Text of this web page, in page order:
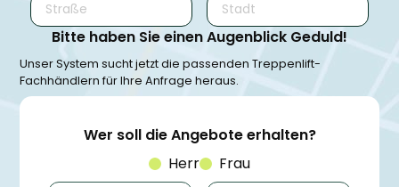
Bitte haben Sie einen Augenblick Geduld!
Unser System sucht jetzt die passenden Treppenlift-
Fachhändlern für Ihre Anfrage heraus.
Wer soll die Angebote erhalten?
Herr
Frau